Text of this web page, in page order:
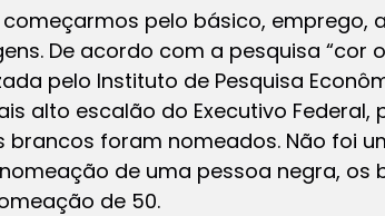
pelo básico, emprego,
De acordo com a pesquisa “cor
pelo Instituto de Pesquisa
alto escalão do Executivo Federal,
foram nomeados. Não foi
de uma pessoa negra, os
de 50.